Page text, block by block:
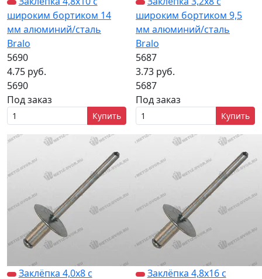
широким бортиком 14
мм алюминий/сталь
Bralo
5690
4.75 руб.
5690
Под заказ
Купить
широким бортиком 9,5
мм алюминий/сталь
Bralo
5687
3.73 руб.
5687
Под заказ
Купить
Заклёпка 4,0х8 с
Заклёпка 4,8х16 с